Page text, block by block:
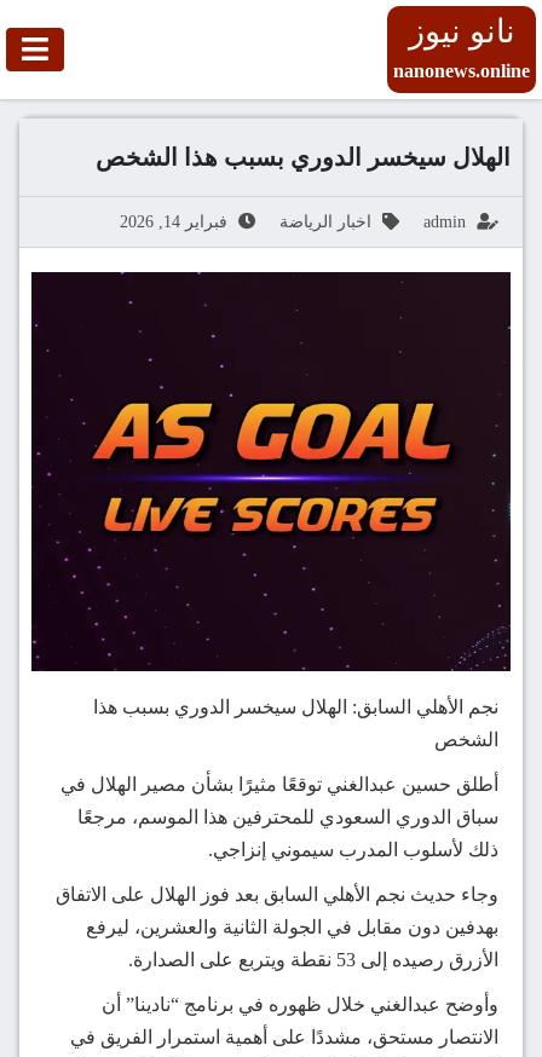
نانو نيوز
nanonews.online
الهلال سيخسر الدوري بسبب هذا الشخص
admin اخبار الرياضة فبراير 14, 2026
نجم الأهلي السابق: الهلال سيخسر الدوري بسبب هذا
الشخص
أطلق حسين عبدالغني توقعًا مثيرًا بشأن مصير الهلال في
سباق الدوري السعودي للمحترفين هذا الموسم، مرجعًا
ذلك لأسلوب المدرب سيموني إنزاجي.
وجاء حديث نجم الأهلي السابق بعد فوز الهلال على الاتفاق
بهدفين دون مقابل في الجولة الثانية والعشرين، ليرفع
الأزرق رصيده إلى 53 نقطة ويتربع على الصدارة.
وأوضح عبدالغني خلال ظهوره في برنامج “نادينا” أن
الانتصار مستحق، مشددًا على أهمية استمرار الفريق في